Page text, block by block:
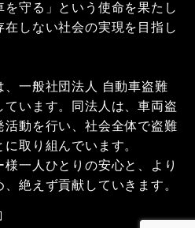
守る」という使命を果たし
しない社会の実現を目指し
、一般社団法人 自動車盗難
ています。同法人は、車両盗
動を行い、社会全体で盗難
取り組んでいます。
一人ひとりの安心と、より
絶えず貢献していきます。